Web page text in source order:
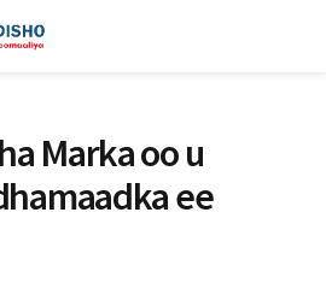
Marka oo u
ee